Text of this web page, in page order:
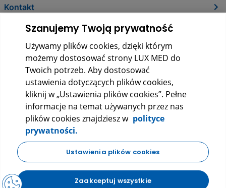
Kontakt
LUX MED Sp. z o.o.
ul. Szturmowa 2, 02-678 Warszawa
KRS: 0000265353
NIP: 5272523080
REGON: 140723603
Polityka prywatności | Regulamin | FAQ
Szanujemy Twoją prywatność
Używamy plików cookies, dzięki którym
możemy dostosować strony LUX MED do
Twoich potrzeb. Aby dostosować
ustawienia dotyczących plików cookies,
kliknij w „Ustawienia plików cookies”. Pełne
informacje na temat używanych przez nas
plików cookies znajdziesz w polityce
prywatności.
Ustawienia plików cookies
Zaakceptuj wszystkie